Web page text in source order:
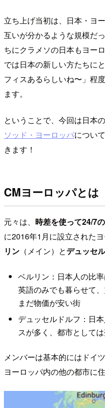
立ち上げ当初は、日本・ヨ
互いが分かるような規模だ
ちにクラメソの日本もヨー
では日本の新しい方たちに
フィスあるらしいね〜」程
ます。
ということで、今回は日本
ソッド・ヨーロッパについ
きます！
CMヨーロッパとは
元々は、 時差を使って24/7
に2016年1月に設立されたヨ
リン （メイン）とデュッセ
ベルリン：日本人の比
英語のみでも暮らせて、
まだ物価が安い街
デュッセルドルフ：日
スが多く、都市として
メンバーは基本的にはドイ
ヨーロッパ内の他の都市に